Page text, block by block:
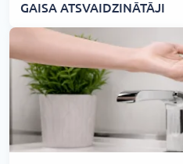
GAISA ATSVAIDZINĀTĀJI